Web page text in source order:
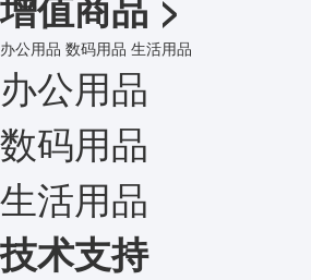
办公用品 数码用品 生活用品
办公用品
数码用品
生活用品
技术支持